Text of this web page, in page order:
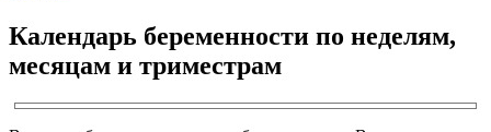
Календарь беременности по неделям,
месяцам и триместрам